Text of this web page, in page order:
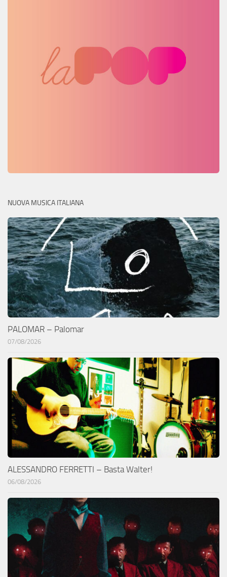
NUOVA MUSICA ITALIANA
PALOMAR – Palomar
07/08/2026
ALESSANDRO FERRETTI – Basta Walter!
06/08/2026